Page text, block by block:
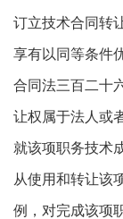
订立技术合同转
享有以同等条件
合同法三百二十
让权属于法人或
就该项职务技术
从使用和转让该
例，对完成该项